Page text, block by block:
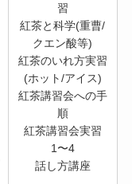
習
紅茶と科学(重曹/
クエン酸等)
紅茶のいれ方実習
(ホット/アイス)
紅茶講習会への手
順
紅茶講習会実習
1〜4
話し方講座